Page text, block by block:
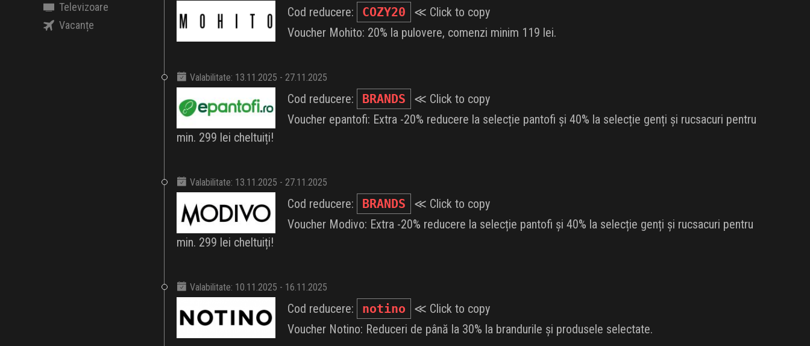
Televizoare
Vacanțe
Cod reducere: COZY20
≪ Click to copy
Voucher Mohito: 20% la pulovere, comenzi minim 119 lei.
Valabilitate: 13.11.2025 - 27.11.2025
Cod reducere: BRANDS
≪ Click to copy
Voucher epantofi: Extra -20% reducere la selecție pantofi și 40% la selecție genți și rucsacuri pentru
min. 299 lei cheltuiți!
Valabilitate: 13.11.2025 - 27.11.2025
Cod reducere: BRANDS
≪ Click to copy
Voucher Modivo: Extra -20% reducere la selecție pantofi și 40% la selecție genți și rucsacuri pentru
min. 299 lei cheltuiți!
Valabilitate: 10.11.2025 - 16.11.2025
Cod reducere: notino
≪ Click to copy
Voucher Notino: Reduceri de până la 30% la brandurile și produsele selectate.